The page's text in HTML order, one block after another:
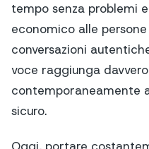
tempo senza problemi
economico alle
conversazioni
voce raggiunga
contemporaneamente
sicuro.